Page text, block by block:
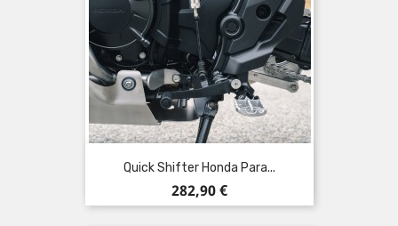
Quick Shifter Honda Para...
Precio
282,90 €